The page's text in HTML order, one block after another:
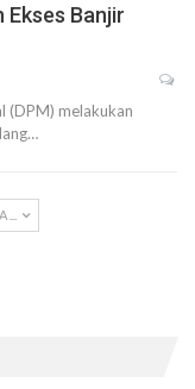
Ekses Banjir
(DPM) melakukan